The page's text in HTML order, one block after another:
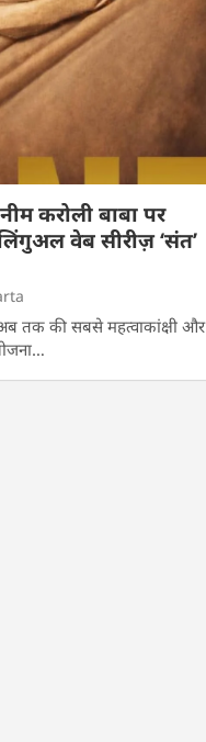
करोली बाबा पर
वेब सीरीज़ ‘संत’
तक की सबसे महत्वाकांक्षी और